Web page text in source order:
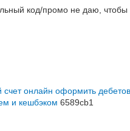
код/промо не даю, чтобы
счет онлайн оформить
и кешбэком 6589cb1